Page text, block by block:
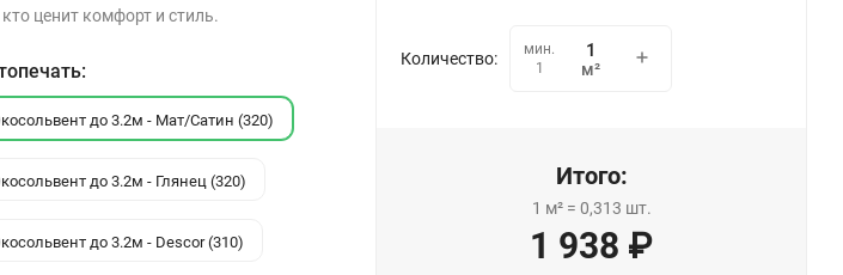
кто ценит комфорт и стиль.
до 3.2м - Мат/Сатин (320)
до 3.2м - Глянец (320)
до 3.2м - Descor (310)
Количество:
мин.
1
м²
Итого:
1 м²= 0,313 шт.
1 938 ₽